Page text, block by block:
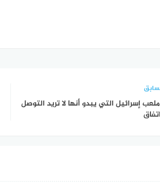
إسرائيل التي يبدو أنها لا تريد التوصل